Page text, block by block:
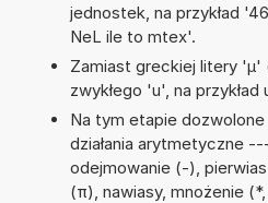
jednostek, na przykład '46
NeL ile to mtex'.
Zamiast greckiej litery 'µ'
zwykłego 'u', na przykład
Na tym etapie
działania arytmetyczne
odejmowanie (-),
(π), nawiasy, mnożenie